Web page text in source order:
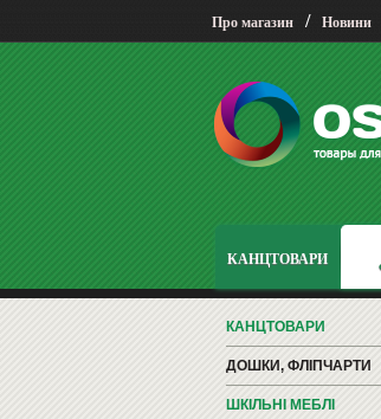
Про магазин / Новини
КАНЦТОВАРИ
КАНЦТОВАРИ
ДОШКИ, ФЛІПЧАРТИ
ШКІЛЬНІ МЕБЛІ